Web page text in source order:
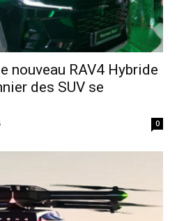
nouveau RAV4 Hybride
des SUV se
0